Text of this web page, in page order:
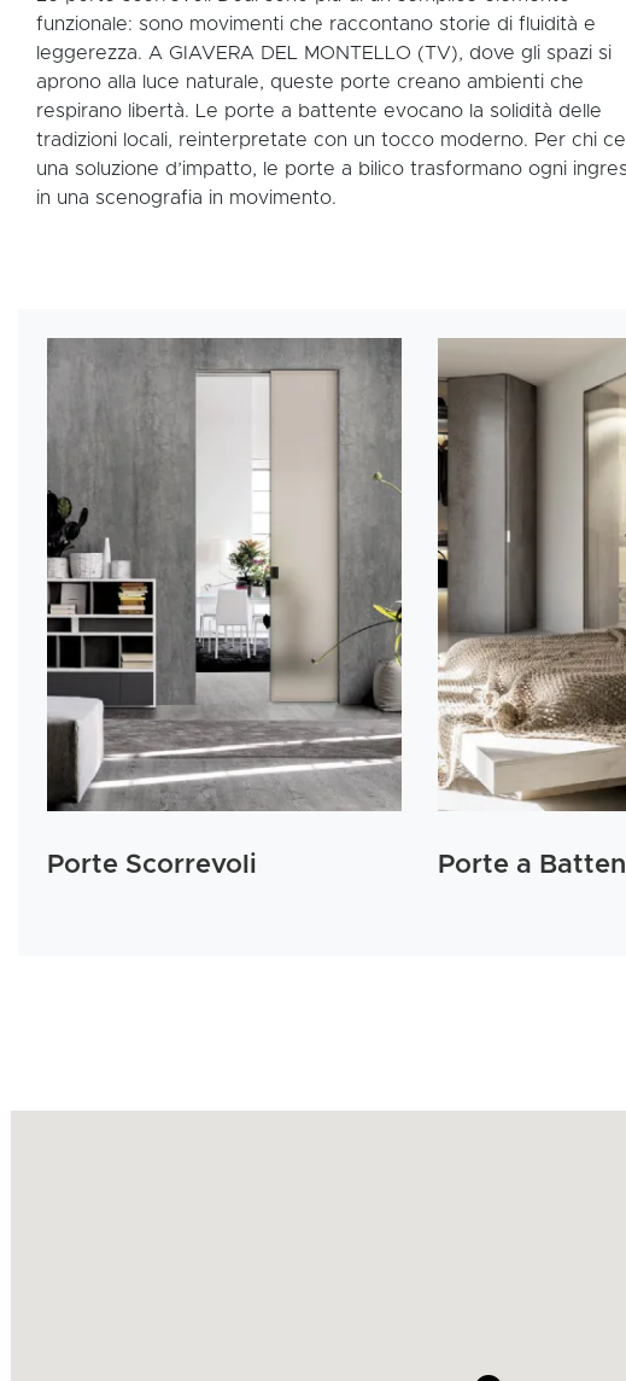
funzionale: sono movimenti che raccontano storie di fluidità e
leggerezza. A GIAVERA DEL MONTELLO (TV), dove gli spazi si
aprono alla luce naturale, queste porte creano ambienti che
respirano libertà. Le porte a battente evocano la solidità delle
tradizioni locali, reinterpretate con un tocco moderno. Per chi
una soluzione d’impatto, le porte a bilico trasformano ogni
in una scenografia in movimento.
Porte Scorrevoli Porte a